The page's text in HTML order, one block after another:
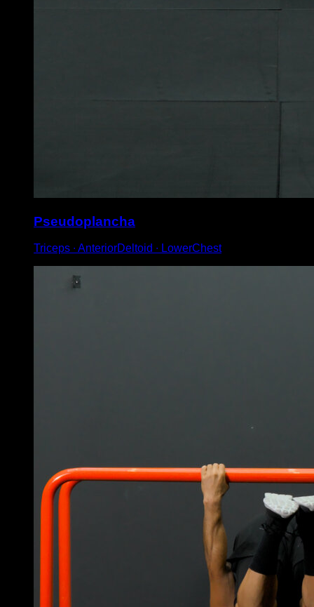
Pseudoplancha
Triceps ∙ AnteriorDeltoid ∙ LowerChest